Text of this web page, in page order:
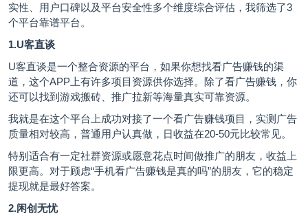
实性、用户口碑以及平台安全性多个维度综合评估，我筛选了3
个平台靠谱平台。
1.U客直谈
U客直谈是一个整合资源的平台，如果你想找看广告赚钱的渠
道，这个APP上有许多项目资源供你选择。除了看广告赚钱，你
还可以找到游戏搬砖、推广拉新等海量真实可靠资源。
我就是在这个平台上成功对接了一个看广告赚钱项目，实测广告
质量相对较高，普通用户认真做，日收益在20-50元比较常见。
特别适合有一定社群资源或愿意花点时间做推广的朋友，收益上
限更高。对于顾虑“手机看广告赚钱是真的吗”的朋友，它的稳定
提现就是最好答案。
2.闲创无忧